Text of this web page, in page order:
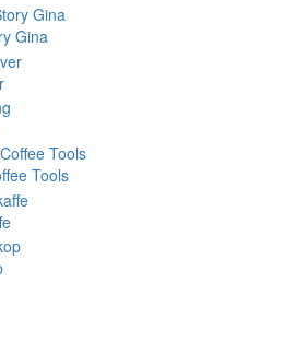
Gina
Tools